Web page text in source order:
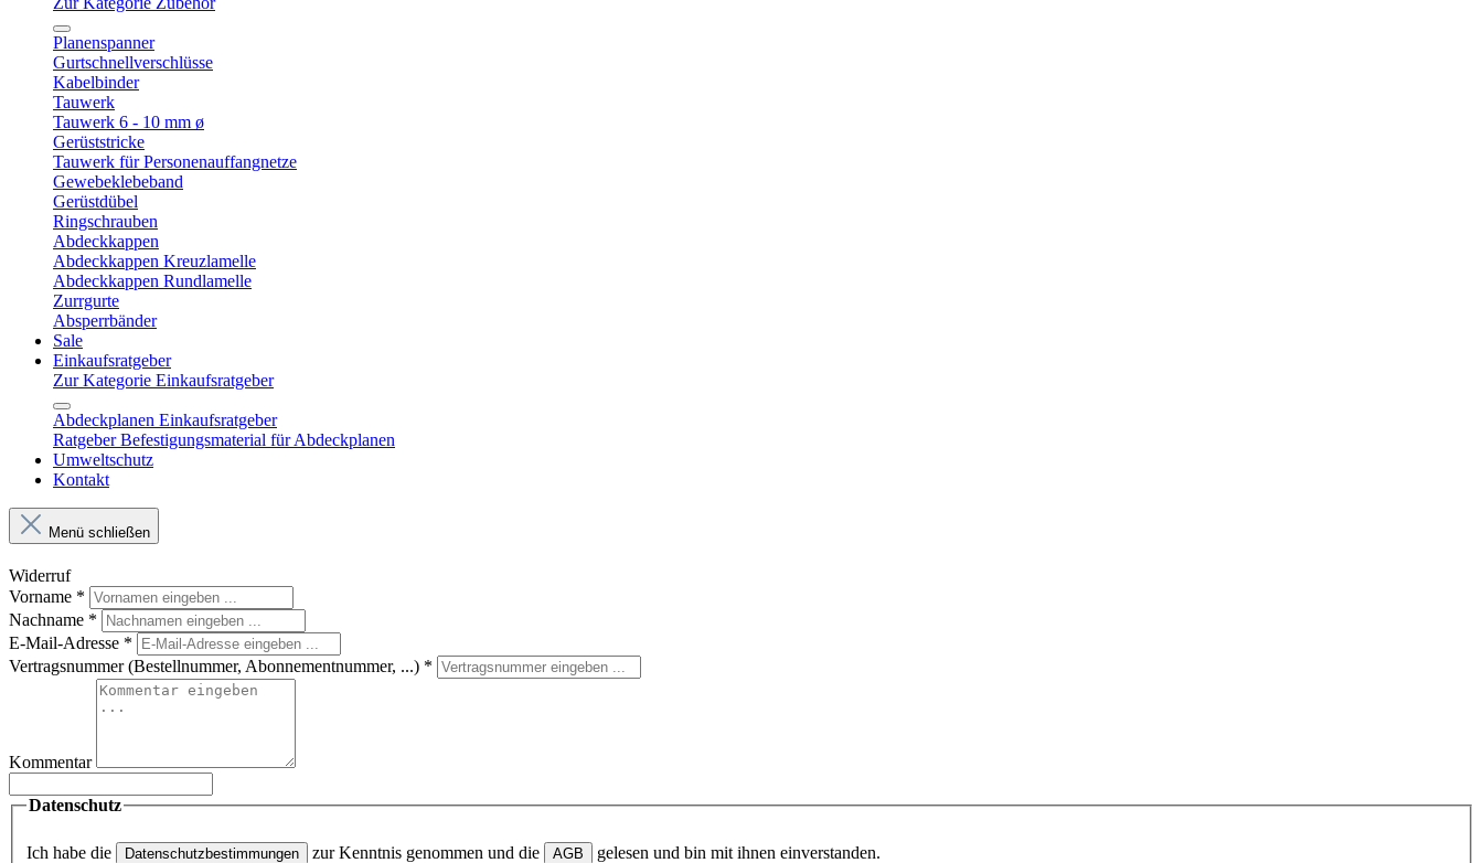
Planenspanner
Gurtschnellverschlüsse
Kabelbinder
Tauwerk
Tauwerk 6 - 10 mm ø
Gerüststricke
Tauwerk für Personenauffangnetze
Gewebeklebeband
Gerüstdübel
Ringschrauben
Abdeckkappen
Abdeckkappen Kreuzlamelle
Abdeckkappen Rundlamelle
Zurrgurte
Absperrbänder
Sale
Einkaufsratgeber
Zur Kategorie Einkaufsratgeber
Abdeckplanen Einkaufsratgeber
Ratgeber Befestigungsmaterial für Abdeckplanen
Umweltschutz
Kontakt
Menü schließen
Widerruf
Vorname *
Nachname *
E-Mail-Adresse *
Vertragsnummer (Bestellnummer, Abonnementnummer, ...) *
Kommentar
Datenschutz
Ich habe die Datenschutzbestimmungen zur Kenntnis genommen und die AGB
gelesen und bin mit ihnen einverstanden.